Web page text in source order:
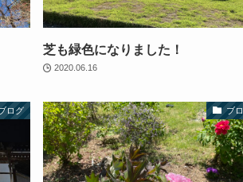
芝も緑色になりました！
2020.06.16
ログ ブ